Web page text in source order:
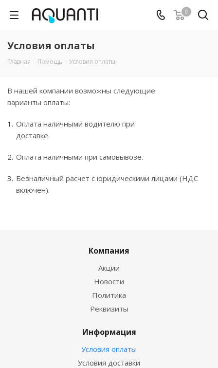
0
Условия оплаты
Главная - Помощь - Условия оплаты
В нашей компании возможны следующие
варианты оплаты:
Оплата наличными водителю при
доставке.
Оплата наличными при самовывозе.
Безналичный расчет с юридическими лицами (НДС
включен).
Компания
Акции
Новости
Политика
Реквизиты
Информация
Условия оплаты
Условия доставки